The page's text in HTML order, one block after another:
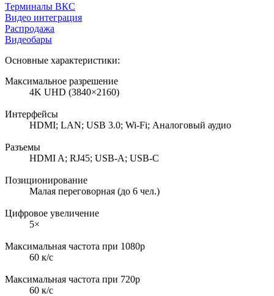
Терминалы ВКС
Видео интеграция
Распродажа
Видеобары
Основные характеристики:
Максимальное разрешение
4K UHD (3840×2160)
Интерфейсы
HDMI; LAN; USB 3.0; Wi-Fi; Аналоговый аудио
Разъемы
HDMI A; RJ45; USB-A; USB-C
Позиционирование
Малая переговорная (до 6 чел.)
Цифровое увеличение
5×
Максимальная частота при 1080p
60 к/с
Максимальная частота при 720p
60 к/с